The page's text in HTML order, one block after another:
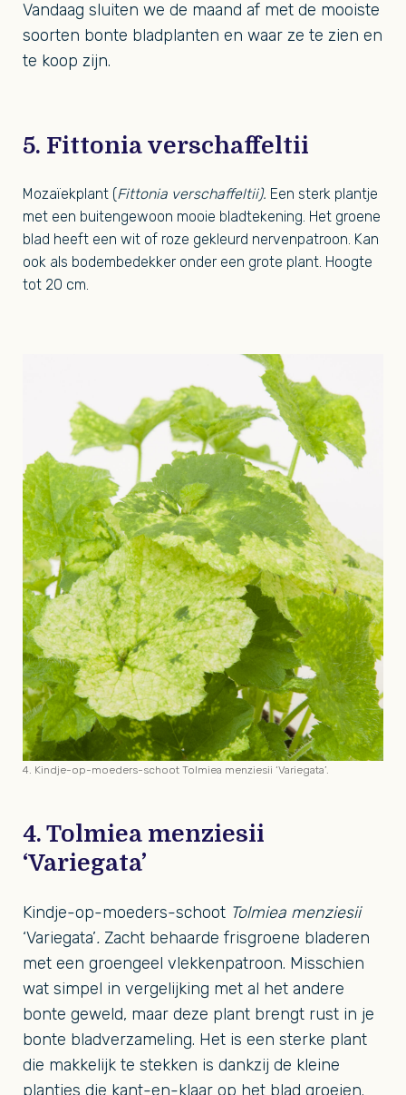
Vandaag sluiten we de maand af met de mooiste
soorten bonte bladplanten en waar ze te zien en
te koop zijn.
5. Fittonia verschaffeltii
Mozaïekplant (Fittonia verschaffeltii). Een sterk plantje
met een buitengewoon mooie bladtekening. Het groene
blad heeft een wit of roze gekleurd nervenpatroon. Kan
ook als bodembedekker onder een grote plant. Hoogte
tot 20 cm.
4. Tolmiea menziesii
‘Variegata’
Kindje-op-moeders-schoot Tolmiea menziesii
‘Variegata’. Zacht behaarde frisgroene bladeren
met een groengeel vlekkenpatroon. Misschien
wat simpel in vergelijking met al het andere
bonte geweld, maar deze plant brengt rust in je
bonte bladverzameling. Het is een sterke plant
die makkelijk te stekken is dankzij de kleine
plantjes die kant-en-klaar op het blad groeien.
4. Kindje-op-moeders-schoot Tolmiea menziesii ‘Variegata’.